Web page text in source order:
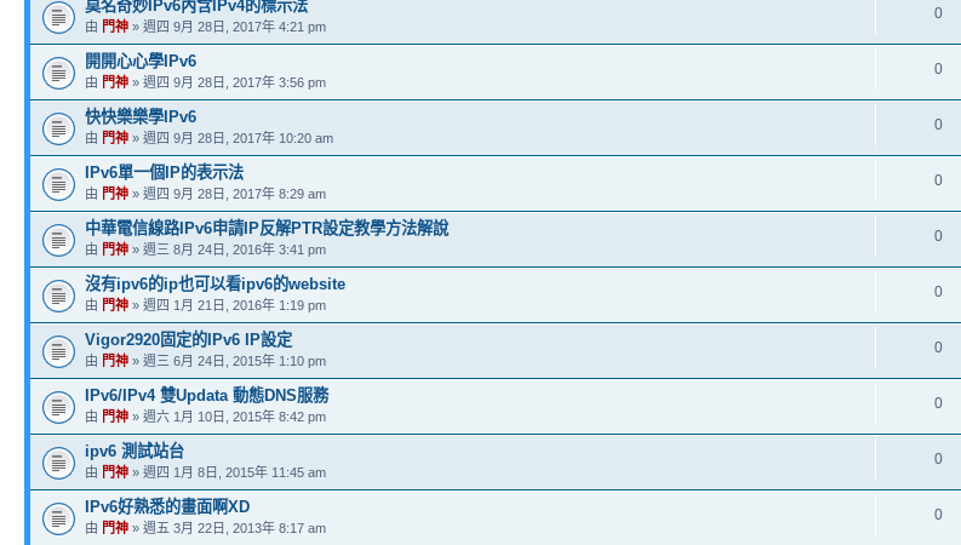
莫名奇妙IPv6內含IPv4的標示法
由 門神 » 週四 9月 28日, 2017年 4:21 pm
0
開開心心學IPv6
由 門神 » 週四 9月 28日, 2017年 3:56 pm
0
快快樂樂學IPv6
由 門神 » 週四 9月 28日, 2017年 10:20 am
0
IPv6單一個IP的表示法
由 門神 » 週四 9月 28日, 2017年 8:29 am
0
中華電信線路IPv6申請IP反解PTR設定教學方法解說
由 門神 » 週三 8月 24日, 2016年 3:41 pm
0
沒有ipv6的ip也可以看ipv6的website
由 門神 » 週四 1月 21日, 2016年 1:19 pm
0
Vigor2920固定的IPv6 IP設定
由 門神 » 週三 6月 24日, 2015年 1:10 pm
0
IPv6/IPv4 雙Updata 動態DNS服務
由 門神 » 週六 1月 10日, 2015年 8:42 pm
0
ipv6 測試站台
由 門神 » 週四 1月 8日, 2015年 11:45 am
0
IPv6好熟悉的畫面啊XD
由 門神 » 週五 3月 22日, 2013年 8:17 am
0